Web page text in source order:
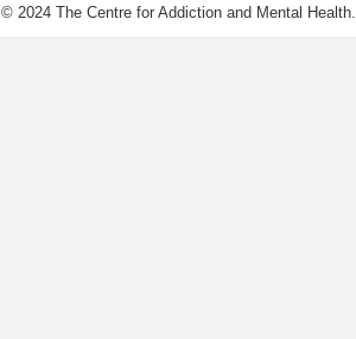
© 2024 The Centre for Addiction and Mental Health.